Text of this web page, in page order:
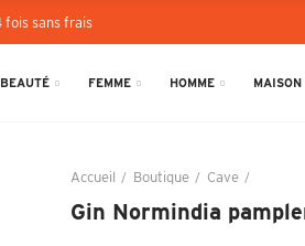
fois sans frais
BEAUTÉ FEMME HOMME MAISON
Accueil Boutique Cave
Gin Normindia